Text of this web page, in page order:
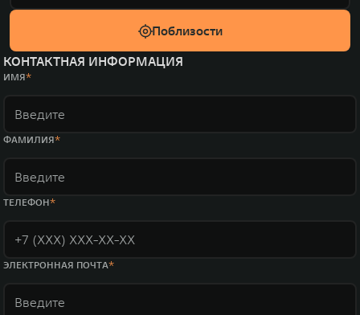
Поблизости
КОНТАКТНАЯ ИНФОРМАЦИЯ
ИМЯ
ФАМИЛИЯ
ТЕЛЕФОН
ЭЛЕКТРОННАЯ ПОЧТА